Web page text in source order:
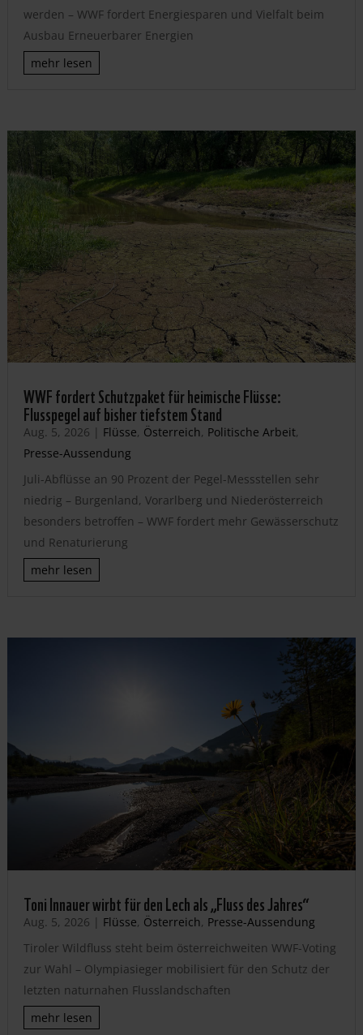
werden – WWF fordert Energiesparen und Vielfalt beim
Ausbau Erneuerbarer Energien
mehr lesen
WWF fordert Schutzpaket für heimische Flüsse:
Flusspegel auf bisher tiefstem Stand
Aug. 5, 2026 | Flüsse, Österreich, Politische Arbeit,
Presse-Aussendung
Juli-Abflüsse an 90 Prozent der Pegel-Messstellen sehr
niedrig – Burgenland, Vorarlberg und Niederösterreich
besonders betroffen – WWF fordert mehr Gewässerschutz
und Renaturierung
mehr lesen
Toni Innauer wirbt für den Lech als „Fluss des Jahres“
Aug. 5, 2026 | Flüsse, Österreich, Presse-Aussendung
Tiroler Wildfluss steht beim österreichweiten WWF-Voting
zur Wahl – Olympiasieger mobilisiert für den Schutz der
letzten naturnahen Flusslandschaften
mehr lesen